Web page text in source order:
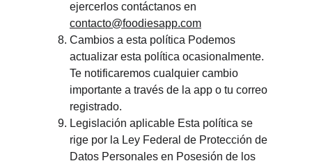
ejercerlos contáctanos en
contacto@foodiesapp.com
Cambios a esta política Podemos
actualizar esta política ocasionalmente.
Te notificaremos cualquier cambio
importante a través de la app o tu correo
registrado.
Legislación aplicable Esta política se
rige por la Ley Federal de Protección de
Datos Personales en Posesión de los